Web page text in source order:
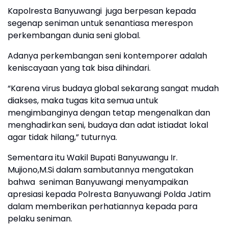
Kapolresta Banyuwangi juga berpesan kepada
segenap seniman untuk senantiasa merespon
perkembangan dunia seni global.
Adanya perkembangan seni kontemporer adalah
keniscayaan yang tak bisa dihindari.
“Karena virus budaya global sekarang sangat mudah
diakses, maka tugas kita semua untuk
mengimbanginya dengan tetap mengenalkan dan
menghadirkan seni, budaya dan adat istiadat lokal
agar tidak hilang,” tuturnya.
Sementara itu Wakil Bupati Banyuwangu Ir.
Mujiono,M.Si dalam sambutannya mengatakan
bahwa seniman Banyuwangi menyampaikan
apresiasi kepada Polresta Banyuwangi Polda Jatim
dalam memberikan perhatiannya kepada para
pelaku seniman.